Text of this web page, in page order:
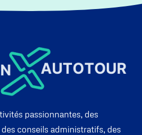
passionnantes, des
conseils administratifs, des